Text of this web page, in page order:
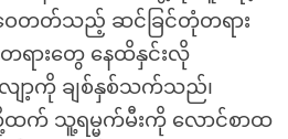
ေတတ်သည့် ဆင်ခြင်တုံတရား
ားတွေ နေထိနှင်းလို
လျာ့ကို ချစ်နှစ်သက်သည်၊
က် သူ့ရမ္မက်မီးကို လောင်စာထ